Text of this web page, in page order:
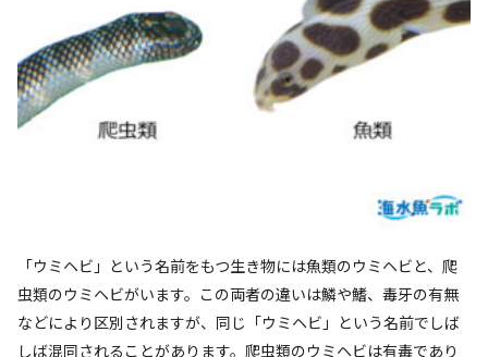
「ウミヘビ」という名前をもつ生き物には魚類のウミヘビと、爬
虫類のウミヘビがいます。この両者の違いは鱗や鰭、毒牙の有無
などにより区別されますが、同じ「ウミヘビ」という名前でしば
しば混同されることがあります。爬虫類のウミヘビは有毒であり